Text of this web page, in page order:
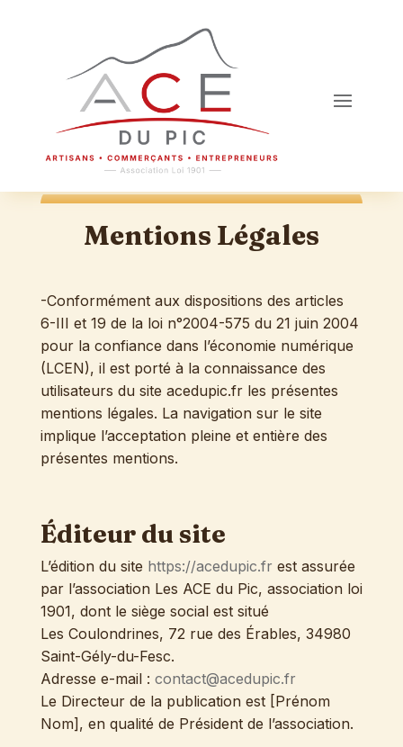
Mentions Légales
-Conformément aux dispositions des articles
6-III et 19 de la loi n°2004-575 du 21 juin 2004
pour la confiance dans l’économie numérique
(LCEN), il est porté à la connaissance des
utilisateurs du site acedupic.fr les présentes
mentions légales. La navigation sur le site
implique l’acceptation pleine et entière des
présentes mentions.
Éditeur du site
L’édition du site https://acedupic.fr est assurée
par l’association Les ACE du Pic, association loi
1901, dont le siège social est situé
Les Coulondrines, 72 rue des Érables, 34980
Saint-Gély-du-Fesc.
Adresse e-mail : contact@acedupic.fr
Le Directeur de la publication est [Prénom
Nom], en qualité de Président de l’association.